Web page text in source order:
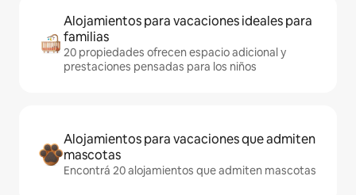
Alojamientos para vacaciones ideales para
familias
20 propiedades ofrecen espacio adicional y
prestaciones pensadas para los niños
Alojamientos para vacaciones que admiten
mascotas
Encontrá 20 alojamientos que admiten mascotas